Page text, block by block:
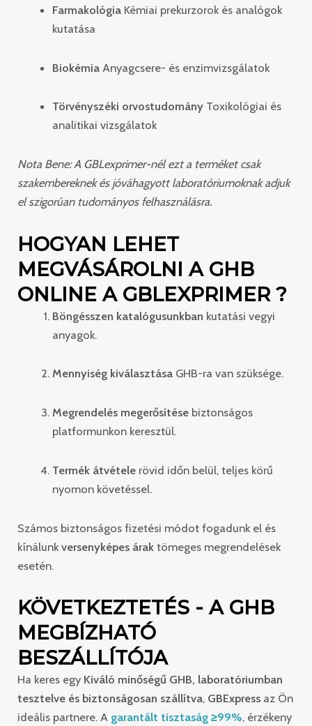
FarmakológiaKémiai prekurzorok és analógok
kutatása
BiokémiaAnyagcsere- és enzimvizsgálatok
Törvényszéki orvostudományToxikológiai és
analitikai vizsgálatok
Nota Bene: A GBLexprimer-nél ezt a terméket csak
szakembereknek és jóváhagyott laboratóriumoknak adjuk
el szigorúan tudományos felhasználásra.
HOGYAN LEHET
MEGVÁSÁROLNI A GHB
ONLINE A GBLEXPRIMER ?
Böngésszen katalógusunkban kutatási vegyi
anyagok.
Mennyiség kiválasztásaGHB-ra van szüksége.
Megrendelés megerősítésebiztonságos
platformunkon keresztül.
Termék átvételerövid időn belül, teljes körű
nyomon követéssel.
Számos biztonságos fizetési módot fogadunk el és
kínálunkversenyképes árak tömeges megrendelések
esetén.
KÖVETKEZTETÉS - A GHB
MEGBÍZHATÓ
BESZÁLLÍTÓJA
Ha keres egy Kiváló minőségű GHB, laboratóriumban
tesztelve és biztonságosan szállítva, GBExpress az Ön
ideális partnere. A garantált tisztaság ≥99%, érzékeny